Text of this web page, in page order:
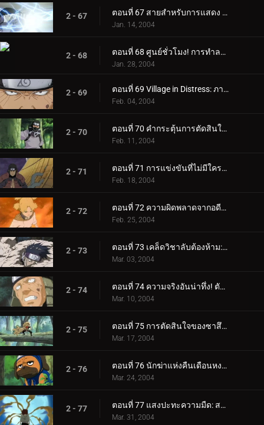
2 - 67 ตอนที่ 67 สายสำหรับการแสดง แต่พร้อมที่จะไป! สุดยอดเทคนิคลับเกิดขึ้นแล้ว!
Jan. 14, 2004
2 - 68 ตอนที่ 68 ศูนย์ชั่วโมง! การทำลายล้างหมู่บ้านใบไม้ที่ซ่อนอยู่เริ่มต้นขึ้นแล้ว!
Jan. 28, 2004
2 - 69 ตอนที่ 69 Village in Distress: ภารกิจระดับ A ใหม่!
Feb. 04, 2004
2 - 70 ตอนที่ 70 คำกระตุ้นการตัดสินใจของ Shirker: ไม่ต้องทำอะไรอีกแล้ว!
Feb. 11, 2004
2 - 71 ตอนที่ 71 การแข่งขันที่ไม่มีใครเทียบได้: Hokage Battle Royale!
Feb. 18, 2004
2 - 72 ตอนที่ 72 ความผิดพลาดจากอดีต: เผยใบหน้า!
Feb. 25, 2004
2 - 73 ตอนที่ 73 เคล็ดวิชาลับต้องห้าม: ยมฑูตยมทูต!
Mar. 03, 2004
2 - 74 ตอนที่ 74 ความจริงอันน่าทึ่ง! ตัวตนของกาอาระปรากฏขึ้น!
Mar. 10, 2004
2 - 75 ตอนที่ 75 การตัดสินใจของซาสึเกะ: ผลักให้ถึงขอบ!
Mar. 17, 2004
2 - 76 ตอนที่ 76 นักฆ่าแห่งคืนเดือนหงาย
Mar. 24, 2004
2 - 77 ตอนที่ 77 แสงปะทะความมืด: สองหน้าของกาอาระ
Mar. 31, 2004